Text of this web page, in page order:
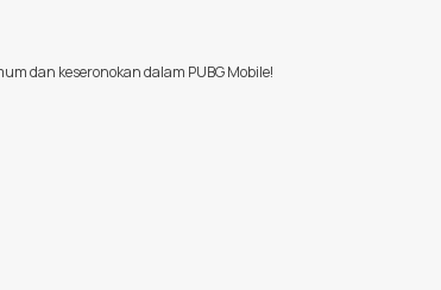
dan keseronokan dalam PUBG Mobile!